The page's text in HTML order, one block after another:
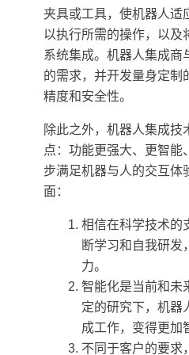
夹具或工具，使机器人适
以执行所需的操作，以及
系统集成。机器人集成商
的需求，并开发量身定制
精度和安全性。
除此之外，机器人集成技
点：功能更强大、更智能
步满足机器与人的交互体
面：
相信在科学技术的
断学习和自我研发
力。
智能化是当前和未
定的研究下，机器
成工作，变得更加
不同于客户的要求